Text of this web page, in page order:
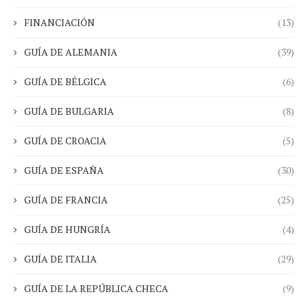
FINANCIACIÓN (13)
GUÍA DE ALEMANIA (39)
GUÍA DE BÉLGICA (6)
GUÍA DE BULGARIA (8)
GUÍA DE CROACIA (5)
GUÍA DE ESPAÑA (30)
GUÍA DE FRANCIA (25)
GUÍA DE HUNGRÍA (4)
GUÍA DE ITALIA (29)
GUÍA DE LA REPÚBLICA CHECA (9)